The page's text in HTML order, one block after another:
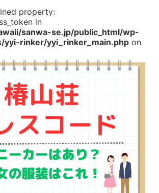
property:
in
sanwa-se.jp/public_html/wp-
yyi-rinker/yyi_rinker_main.php on